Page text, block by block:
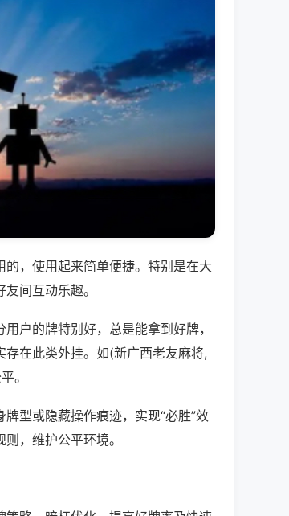
，使用起来简单便捷。特别是在大
间互动乐趣。
户的牌特别好，总是能拿到好牌，
在此类外挂。如(新广西老友麻将,
。
型或隐藏操作痕迹，实现“必胜”效
，维护公平环境。